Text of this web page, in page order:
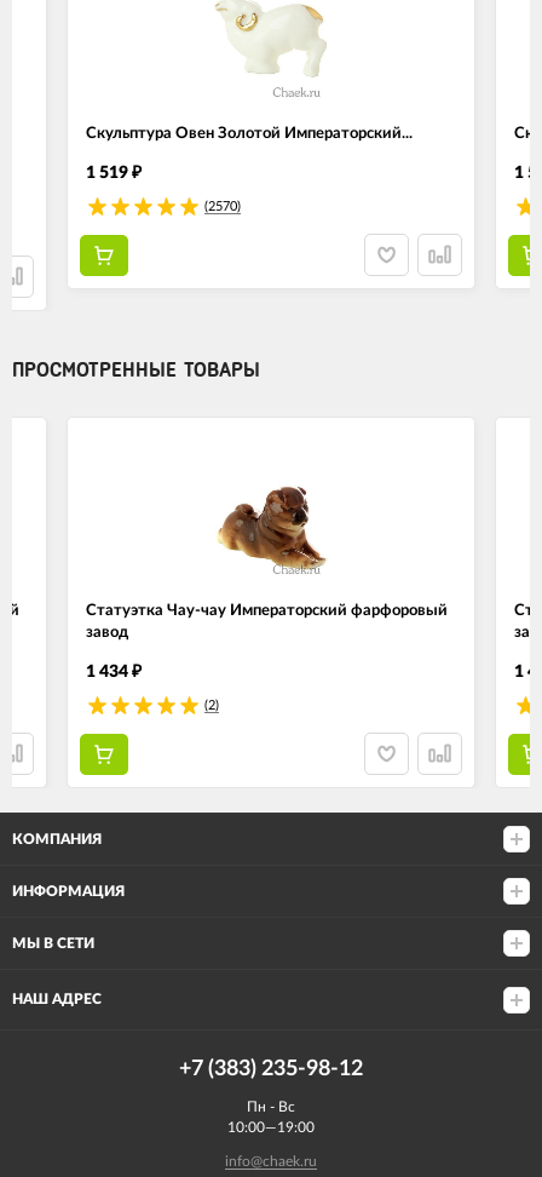
Скульптура Овен Золотой Императорский...
1 519 ₽
(2570)
1
ПРОСМОТРЕННЫЕ ТОВАРЫ
Статуэтка Чау-чау Императорский фарфоровый
завод
1 434 ₽
(2)
1
КОМПАНИЯ
ИНФОРМАЦИЯ
МЫ В СЕТИ
НАШ АДРЕС
+7 (383) 235-98-12
Пн - Вс
10:00—19:00
info@chaek.ru